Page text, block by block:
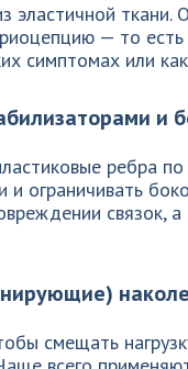
эластичной
— то
симптомах или
и
ребра
и ограничивать
смещать